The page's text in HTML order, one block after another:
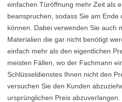
einfachen Türöffnung mehr Zeit als
beanspruchen, sodass Sie am Ende
können. Dabei verwenden Sie auch
Materialien die gar nicht benötigt
einfach mehr als den eigentlichen
meisten Fällen, wo der Fachmann
Schlüsseldienstes Ihnen nicht den
versuchen Sie den Kunden
ursprünglichen Preis